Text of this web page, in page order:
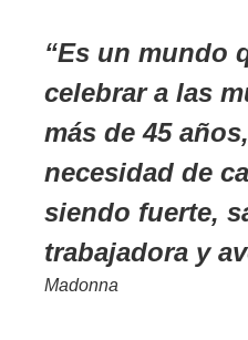
Es un mundo
celebrar a las
más de 45
necesidad de
siendo fuerte,
trabajadora y
Madonna